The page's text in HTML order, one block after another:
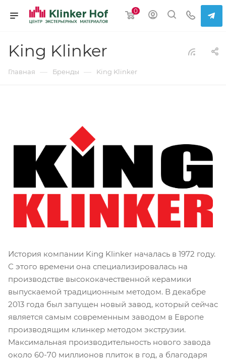
0
King Klinker
Главная — Бренды — King Klinker
История компании King Klinker началась в 1972 году.
С этого времени она специализировалась на
производстве высококачественной керамики
выпускаемой традиционным методом. В декабре
2013 года был запущен новый завод, который сейчас
является самым современным заводом в Европе
производящим клинкер методом экструзии.
Максимальная производительность нового завода
около 60-70 миллионов плиток в год, а благодаря